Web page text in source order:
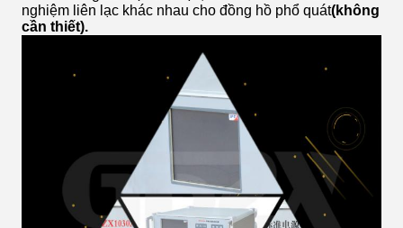
nghiệm liên lạc khác nhau cho đồng hồ phổ quát(không
cần thiết).